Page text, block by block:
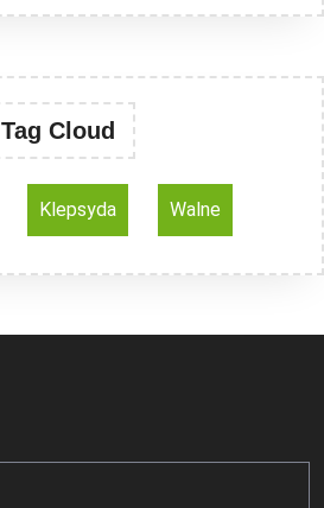
Tag Cloud
Klepsyda Walne